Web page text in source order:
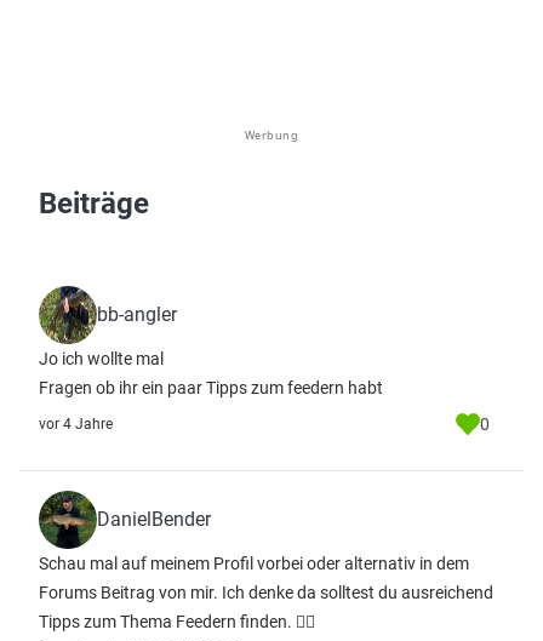
Werbung
Beiträge
bb-angler
Jo ich wollte mal
Fragen ob ihr ein paar Tipps zum feedern habt
vor 4 Jahre 0
DanielBender
Schau mal auf meinem Profil vorbei oder alternativ in dem
Forums Beitrag von mir. Ich denke da solltest du ausreichend
Tipps zum Thema Feedern finden. ✌🏻